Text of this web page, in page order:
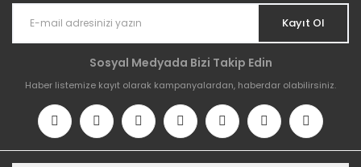
Kayıt Ol
Sosyal Medyada Bizi Takip Edin
Haber listemize kayıt olarak kampanyalardan, haberdar olabilirsiniz.